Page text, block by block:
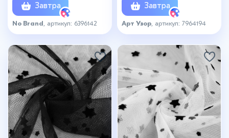
Завтра
No Brand , артикул: 6396142
Завтра
Арт Узор , артикул: 7964194